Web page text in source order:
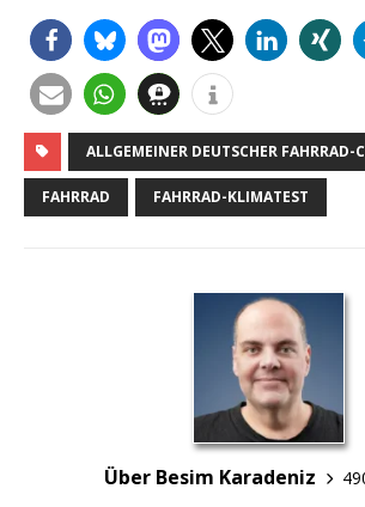
ALLGEMEINER DEUTSCHER FAHRRAD-
FAHRRAD FAHRRAD-KLIMATEST
Über Besim Karadeniz